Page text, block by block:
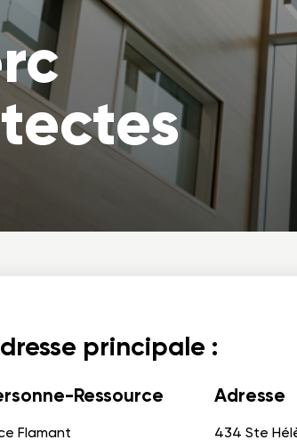
principale :
Ressource
Flamant
Adresse
434 Ste